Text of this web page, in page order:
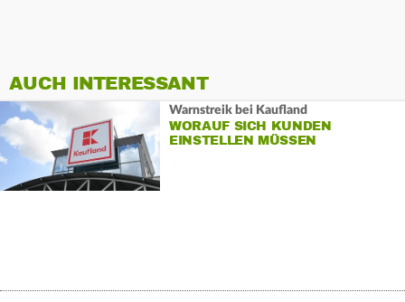
AUCH INTERESSANT
Warnstreik bei Kaufland
WORAUF SICH KUNDEN
EINSTELLEN MÜSSEN